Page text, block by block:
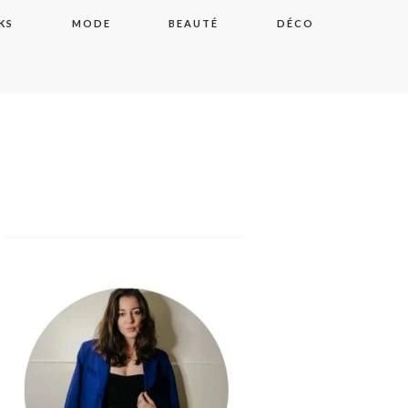
MODE BEAUTÉ DÉCO